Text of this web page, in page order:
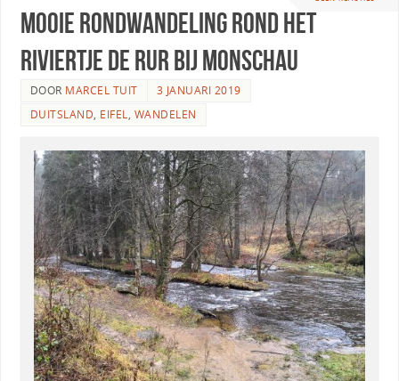
Mooie rondwandeling rond het
riviertje de Rur bij Monschau
DOOR MARCEL TUIT
3 JANUARI 2019
DUITSLAND, EIFEL, WANDELEN